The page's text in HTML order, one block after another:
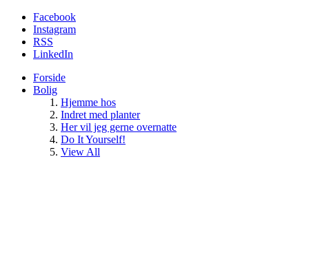
Facebook
Instagram
RSS
LinkedIn
Forside
Bolig
Hjemme hos
Indret med planter
Her vil jeg gerne overnatte
Do It Yourself!
View All